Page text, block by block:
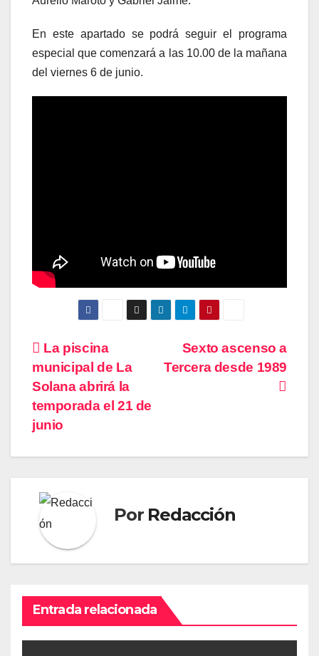
En este apartado se podrá seguir el programa
especial que comenzará a las 10.00 de la mañana
del viernes 6 de junio.
Navegación
de
entradas
Sexto ascenso a
Tercera desde 1989
La piscina
municipal de La
Solana abrirá la
temporada el 21 de
junio
Por Redacción
Entrada relacionada